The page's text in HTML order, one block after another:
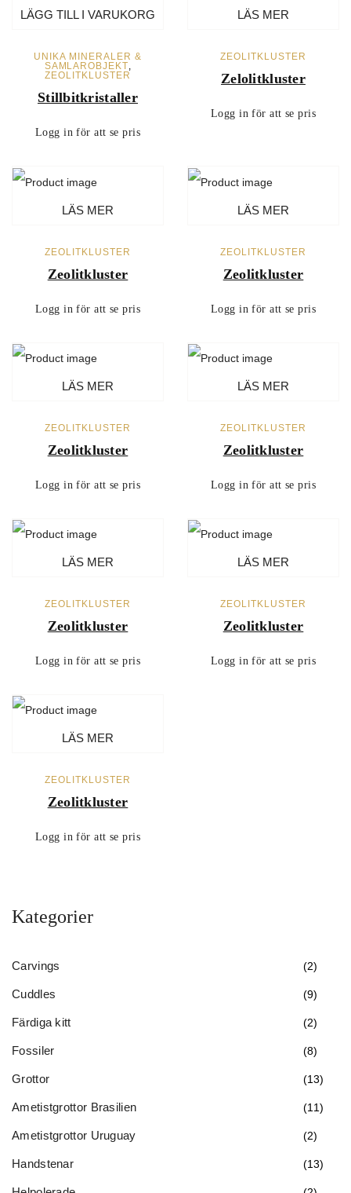
LÄGG TILL I VARUKORG
UNIKA MINERALER &
SAMLAROBJEKT,
ZEOLITKLUSTER
Stillbitkristaller
Logg in för att se pris
LÄS MER
ZEOLITKLUSTER
Zelolitkluster
Logg in för att se pris
LÄS MER
ZEOLITKLUSTER
Zeolitkluster
Logg in för att se pris
LÄS MER
ZEOLITKLUSTER
Zeolitkluster
Logg in för att se pris
LÄS MER
ZEOLITKLUSTER
Zeolitkluster
Logg in för att se pris
LÄS MER
ZEOLITKLUSTER
Zeolitkluster
Logg in för att se pris
LÄS MER
ZEOLITKLUSTER
Zeolitkluster
Logg in för att se pris
LÄS MER
ZEOLITKLUSTER
Zeolitkluster
Logg in för att se pris
LÄS MER
ZEOLITKLUSTER
Zeolitkluster
Logg in för att se pris
Kategorier
Carvings (2)
Cuddles (9)
Färdiga kitt (2)
Fossiler (8)
Grottor (13)
Ametistgrottor Brasilien (11)
Ametistgrottor Uruguay (2)
Handstenar (13)